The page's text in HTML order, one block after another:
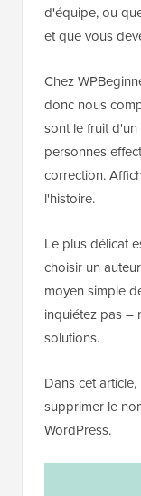
d'équipe, ou
et que vous
Chez
donc nous
sont le fruit
personnes
correction.
l'histoire.
Le plus délicat
choisir un
moyen simple
inquiétez pas –
solutions.
Dans cet
supprimer le
WordPress.